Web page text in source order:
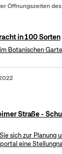
Öffnungszeiten
in 100 Sorten
Botanischen
Straße -
sich zur Planung
eine